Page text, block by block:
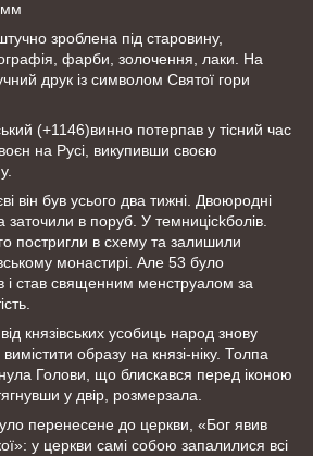
мм
зроблена під старовину,
фарби, золочення, лаки. На
друк із символом Святої гори
(+1146)винно потерпав у тісний час
на Русі, викупивши своєю
він був усього два тижні. Двоюродні
заточили в поруб. У темниціckболів.
постригли в схему та залишили
монастирі. Але 53 було
і став священним менструалом за
князівських усобиць народ знову
образу на князі-ніку. Толпа
Голови, що блискався перед іконою
у двір, розмерзала.
перенесене до церкви, «Бог явив
у церкви самі собою запалилися всі